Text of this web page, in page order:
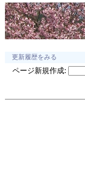
更新履歴をみる
ページ新規作成: